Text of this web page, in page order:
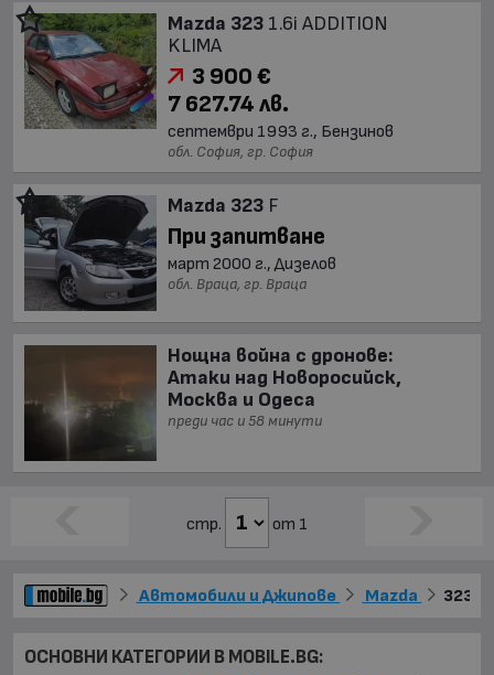
Mazda 323 1.6i ADDITION
KLIMA
3 900 €
7 627.74 лв.
септември 1993 г., Бензинов
обл. София, гр. София
Mazda 323 F
При запитване
март 2000 г., Дизелов
обл. Враца, гр. Враца
Нощна война с дронове:
Атаки над Новоросийск,
Москва и Одеса
преди час и 58 минути
стр. от 1
Автомобили и Джипове Mazda 323
ОСНОВНИ КАТЕГОРИИ В MOBILE.BG: